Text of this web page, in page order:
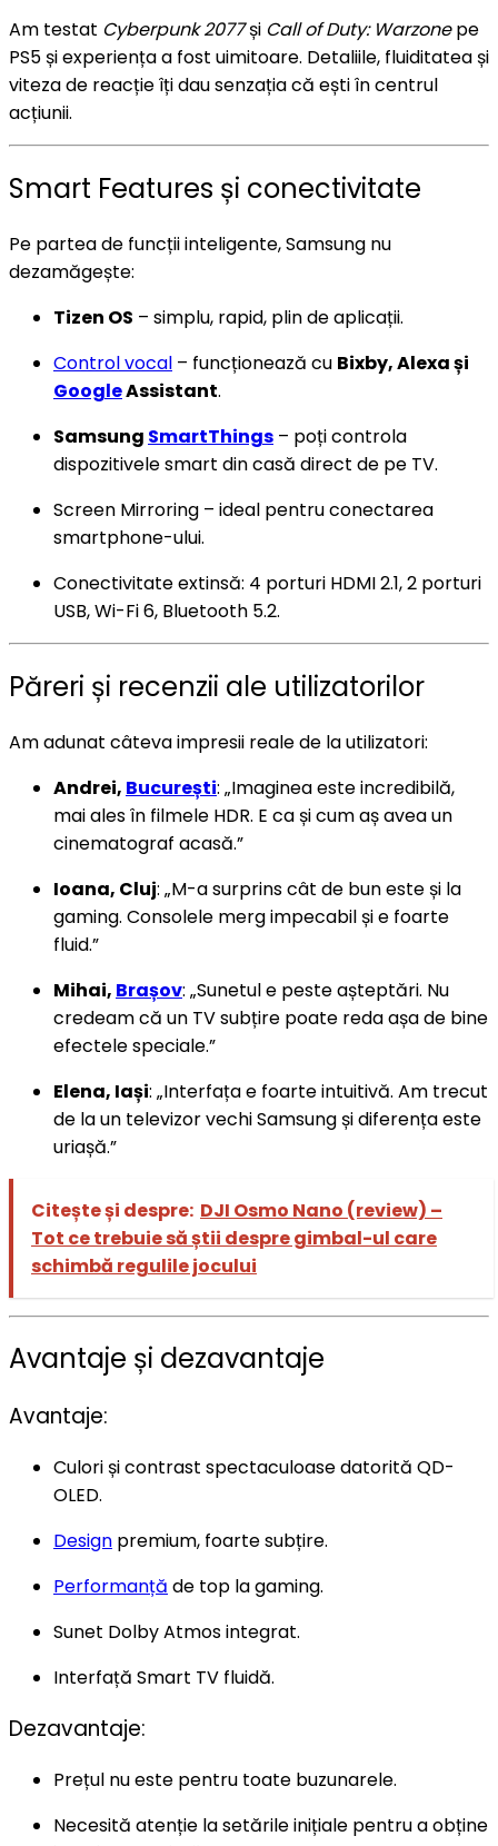
Am testat Cyberpunk 2077și Call of Duty: Warzonepe
PS5 și experiența a fost uimitoare. Detaliile, fluiditatea și
viteza de reacție îți dau senzația că ești în centrul
acțiunii.
Smart Features și conectivitate
Pe partea de funcții inteligente, Samsung nu
dezamăgește:
Tizen OS – simplu, rapid, plin de aplicații.
Control vocal – funcționează cu Bixby, Alexa și
GoogleAssistant.
Samsung SmartThings – poți controla
dispozitivele smart din casă direct de pe TV.
Screen Mirroring – ideal pentru conectarea
smartphone-ului.
Conectivitate extinsă: 4 porturi HDMI 2.1, 2 porturi
USB, Wi-Fi 6, Bluetooth 5.2.
Păreri și recenzii ale utilizatorilor
Am adunat câteva impresii reale de la utilizatori:
Andrei, București: „Imaginea este incredibilă,
mai ales în filmele HDR. E ca și cum aș avea un
cinematograf acasă.”
Ioana, Cluj: „M-a surprins cât de bun este și la
gaming. Consolele merg impecabil și e foarte
fluid.”
Mihai, Brașov: „Sunetul e peste așteptări. Nu
credeam că un TV subțire poate reda așa de bine
efectele speciale.”
Elena, Iași: „Interfața e foarte intuitivă. Am trecut
de la un televizor vechi Samsung și diferența este
uriașă.”
Citește și despre: DJI Osmo Nano (review) –
Tot ce trebuie să știi despre gimbal-ul care
schimbă regulile jocului
Avantaje și dezavantaje
Avantaje:
Culori și contrast spectaculoase datorită QD-
OLED.
Design premium, foarte subțire.
Performanță de top la gaming.
Sunet Dolby Atmos integrat.
Interfață Smart TV fluidă.
Dezavantaje:
Prețul nu este pentru toate buzunarele.
Necesită atenție la setările inițiale pentru a obține